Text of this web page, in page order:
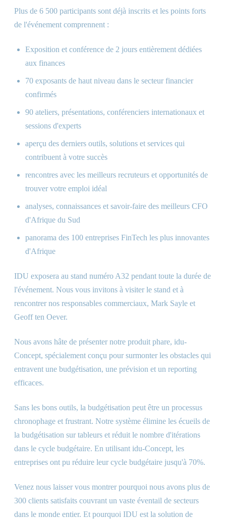
Plus de 6 500 participants sont déjà inscrits et les points forts
de l'événement comprennent :
Exposition et conférence de 2 jours entièrement dédiées
aux finances
70 exposants de haut niveau dans le secteur financier
confirmés
90 ateliers, présentations, conférenciers internationaux et
sessions d'experts
aperçu des derniers outils, solutions et services qui
contribuent à votre succès
rencontres avec les meilleurs recruteurs et opportunités de
trouver votre emploi idéal
analyses, connaissances et savoir-faire des meilleurs CFO
d'Afrique du Sud
panorama des 100 entreprises FinTech les plus innovantes
d'Afrique
IDU exposera au stand numéro A32 pendant toute la durée de
l'événement. Nous vous invitons à visiter le stand et à
rencontrer nos responsables commerciaux, Mark Sayle et
Geoff ten Oever.
Nous avons hâte de présenter notre produit phare, idu-
Concept, spécialement conçu pour surmonter les obstacles qui
entravent une budgétisation, une prévision et un reporting
efficaces.
Sans les bons outils, la budgétisation peut être un processus
chronophage et frustrant. Notre système élimine les écueils de
la budgétisation sur tableurs et réduit le nombre d'itérations
dans le cycle budgétaire. En utilisant idu-Concept, les
entreprises ont pu réduire leur cycle budgétaire jusqu'à 70%.
Venez nous laisser vous montrer pourquoi nous avons plus de
300 clients satisfaits couvrant un vaste éventail de secteurs
dans le monde entier. Et pourquoi IDU est la solution de